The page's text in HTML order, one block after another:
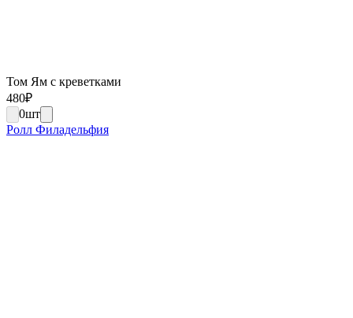
Том Ям с креветками
480₽
0шт
Ролл Филадельфия